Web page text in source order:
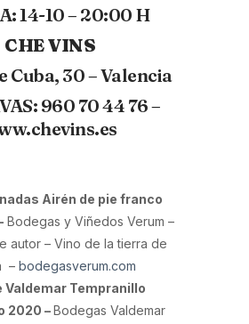
14-10 – 20:00 H
CHE VINS
Cuba, 30 – Valencia
960 70 44 76 –
Airén de pie franco
Bodegas y Viñedos Verum –
autor – Vino de la tierra de
– bodegasverum.com
Valdemar Tempranillo
2020 –Bodegas Valdemar